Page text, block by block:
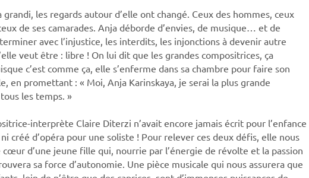
grandi, les regards autour d’elle ont changé. Ceux des hommes, ceux
de ses camarades. Anja déborde d’envies, de musique… et de
avec l’injustice, les interdits, les injonctions à devenir autre
veut être : libre ! On lui dit que les grandes compositrices, ça
c’est comme ça, elle s’enferme dans sa chambre pour faire son
en promettant : « Moi, Anja Karinskaya, je serai la plus grande
les temps. »
interprète Claire Diterzi n’avait encore jamais écrit pour l’enfance
créé d’opéra pour une soliste ! Pour relever ces deux défis, elle nous
cœur d’une jeune fille qui, nourrie par l’énergie de révolte et la passion
sa force d’autonomie. Une pièce musicale qui nous assurera que